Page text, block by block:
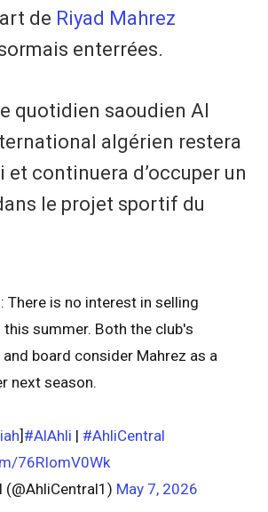
de Riyad Mahrez
enterrées.
quotidien saoudien Al
algérien restera
et continuera d’occuper un
le projet sportif du
There is no interest in selling
this summer. Both the club's
board consider Mahrez as a
next season.
] #AlAhli | #AhliCentral
76RIomV0Wk
(@AhliCentral1) May 7, 2026